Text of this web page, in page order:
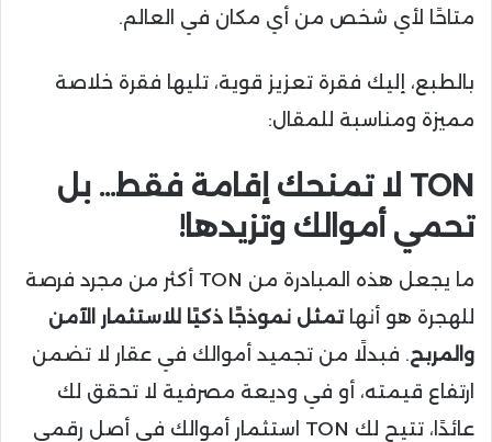
متاحًا لأي شخص من أي مكان في العالم.
بالطبع، إليك فقرة تعزيز قوية، تليها فقرة خلاصة
مميزة ومناسبة للمقال:
TON لا تمنحك إقامة فقط… بل
تحمي أموالك وتزيدها!
ما يجعل هذه المبادرة من TON أكثر من مجرد فرصة
للهجرة هو أنهاتمثل نموذجًا ذكيًا للاستثمار الآمن
والمربح. فبدلًا من تجميد أموالك في عقار لا تضمن
ارتفاع قيمته، أو في وديعة مصرفية لا تحقق لك
عائدًا، تتيح لك TON استثمار أموالك في أصل رقمي